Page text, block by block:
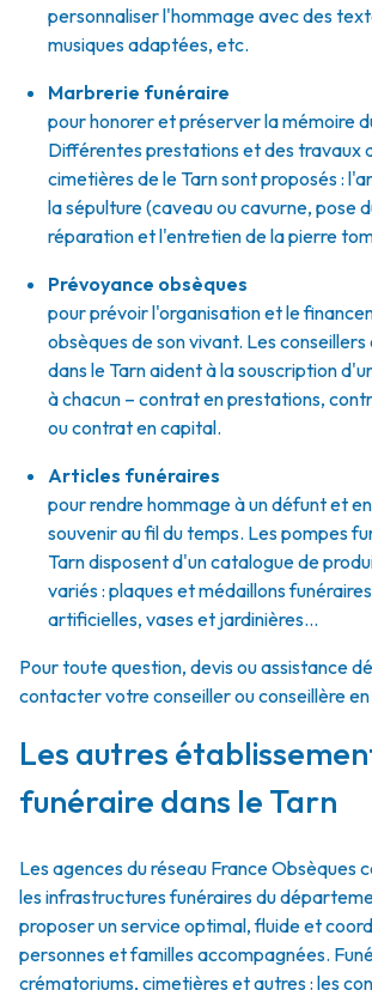
personnaliser l'hommage avec des
musiques adaptées, etc.
Marbrerie funéraire
pour honorer et préserver la mémoire
Différentes prestations et des travaux
cimetières de le Tarn sont proposés :
la sépulture (caveau ou cavurne, pose
réparation et l'entretien de la pierre
Prévoyance obsèques
pour prévoir l'organisation et le
obsèques de son vivant. Les
dans le Tarn aident à la souscription
à chacun – contrat en prestations,
ou contrat en capital.
Articles funéraires
pour rendre hommage à un défunt et
souvenir au fil du temps. Les pompes
Tarn disposent d'un catalogue de
variés : plaques et médaillons
artificielles, vases et jardinières...
Pour toute question, devis ou assistance
contacter votre conseiller ou conseillère
Les autres
funéraire dans le Tarn
Les agences du réseau France Obsèques
les infrastructures funéraires du
proposer un service optimal, fluide et
personnes et familles accompagnées.
crématoriums, cimetières et autres : les